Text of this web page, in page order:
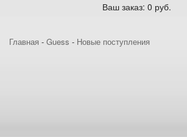
Ваш заказ: 0 руб.
Главная - Guess - Новые поступления